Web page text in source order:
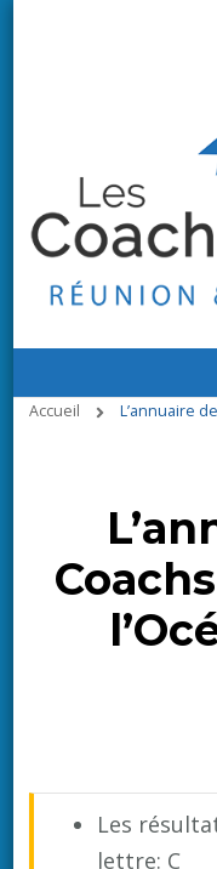
Accueil L’annuaire
Les
lettre: C